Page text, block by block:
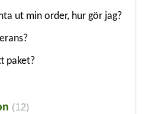
ut min order, hur gör jag?
paket?
12